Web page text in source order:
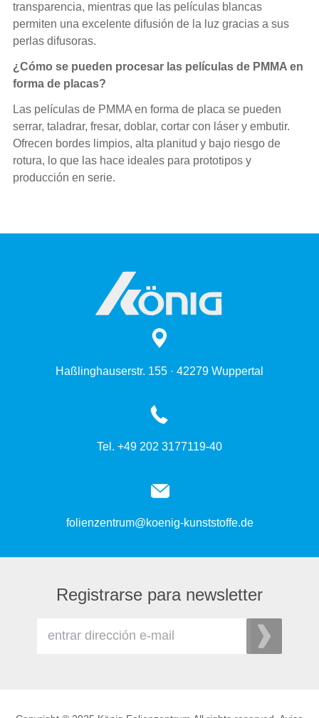
transparencia, mientras que las películas blancas
permiten una excelente difusión de la luz gracias a sus
perlas difusoras.
¿Cómo se pueden procesar las películas de PMMA en
forma de placas?
Las películas de PMMA en forma de placa se pueden
serrar, taladrar, fresar, doblar, cortar con láser y embutir.
Ofrecen bordes limpios, alta planitud y bajo riesgo de
rotura, lo que las hace ideales para prototipos y
producción en serie.
Haßlinghauserstr. 155 · 42279 Wuppertal
Tel. +49 202 3177119-40
folienzentrum@koenig-kunststoffe.de
Registrarse para newsletter